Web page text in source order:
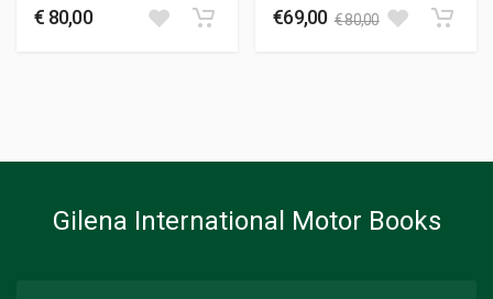
€ 80,00 €69,00 € 80,00
Gilena International Motor Books